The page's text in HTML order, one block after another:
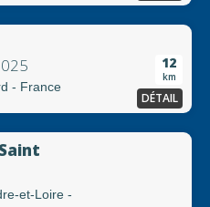
- France
12
km
DÉTAIL
et-Loire -